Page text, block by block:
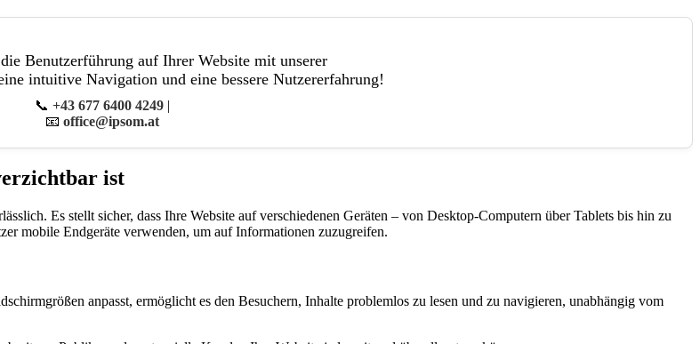
Benutzerführung auf Ihrer Website mit unserer
intuitive Navigation und eine bessere Nutzererfahrung!
📞 +43 677 6400 4249 |
📧 office@ipsom.at
ist
Es stellt sicher, dass Ihre Website auf verschiedenen Geräten – von Desktop-Computern über Tablets bis hin zu
mobile Endgeräte verwenden, um auf Informationen zuzugreifen.
anpasst, ermöglicht es den Besuchern, Inhalte problemlos zu lesen und zu navigieren, unabhängig vom